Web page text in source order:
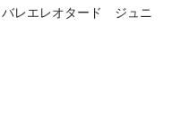
バレエレオタード ジュニ